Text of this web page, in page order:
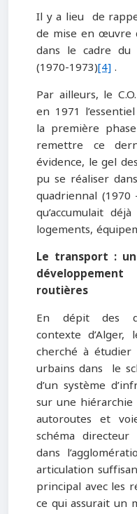
Il y a lieu de
de mise en œuvre
dans le cadre du
(1970-1973)[4].
Par ailleurs, le
en 1971
la première
remettre ce
évidence, le gel
pu se réaliser
quadriennal
qu’accumulait
logements,
Le transport :
routières
En dépit des
contexte
cherché à
urbains dans le
d’un système
sur une
autoroutes et
schéma directeur
dans
articulation
principal avec les
ce qui assurait un